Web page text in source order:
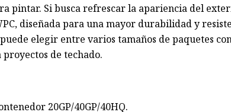
pintar. Si busca refrescar la apariencia del
diseñada para una mayor durabilidad y
elegir entre varios tamaños de paquetes
de techado.
20GP/40GP/40HQ.